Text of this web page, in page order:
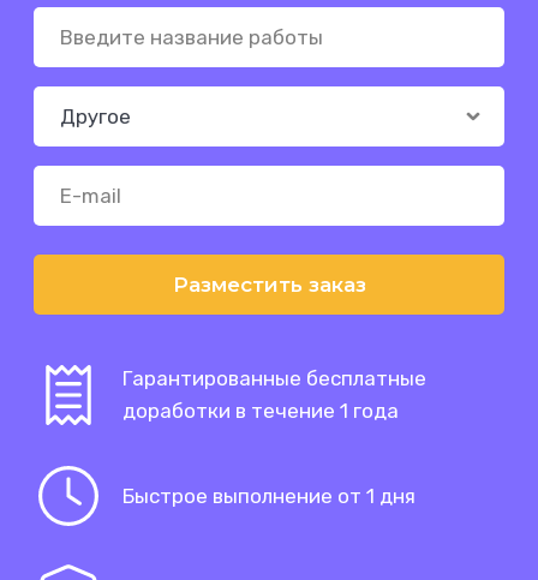
Разместить заказ
Гарантированные бесплатные
доработки в течение 1 года
Быстрое выполнение от 1 дня